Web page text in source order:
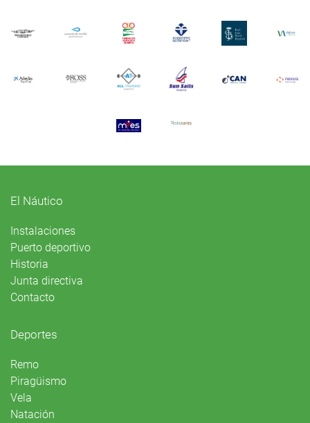
El Náutico
Instalaciones
Puerto deportivo
Historia
Junta directiva
Contacto
Deportes
Remo
Piragüismo
Vela
Natación